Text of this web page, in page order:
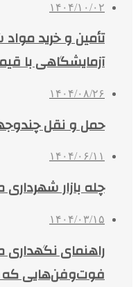
۱۴۰۴/۱۰/۰۲
تأمین و خرید
آزمایشگاهی با
۱۴۰۴/۰۸/۲۶
حمل و نقل
۱۴۰۴/۰۶/۱۱
چله بازار شهرداری مشهد در
۱۴۰۴/۰۳/۱۵
راهنمای نگهداری
فوت‌وفن‌هایی که